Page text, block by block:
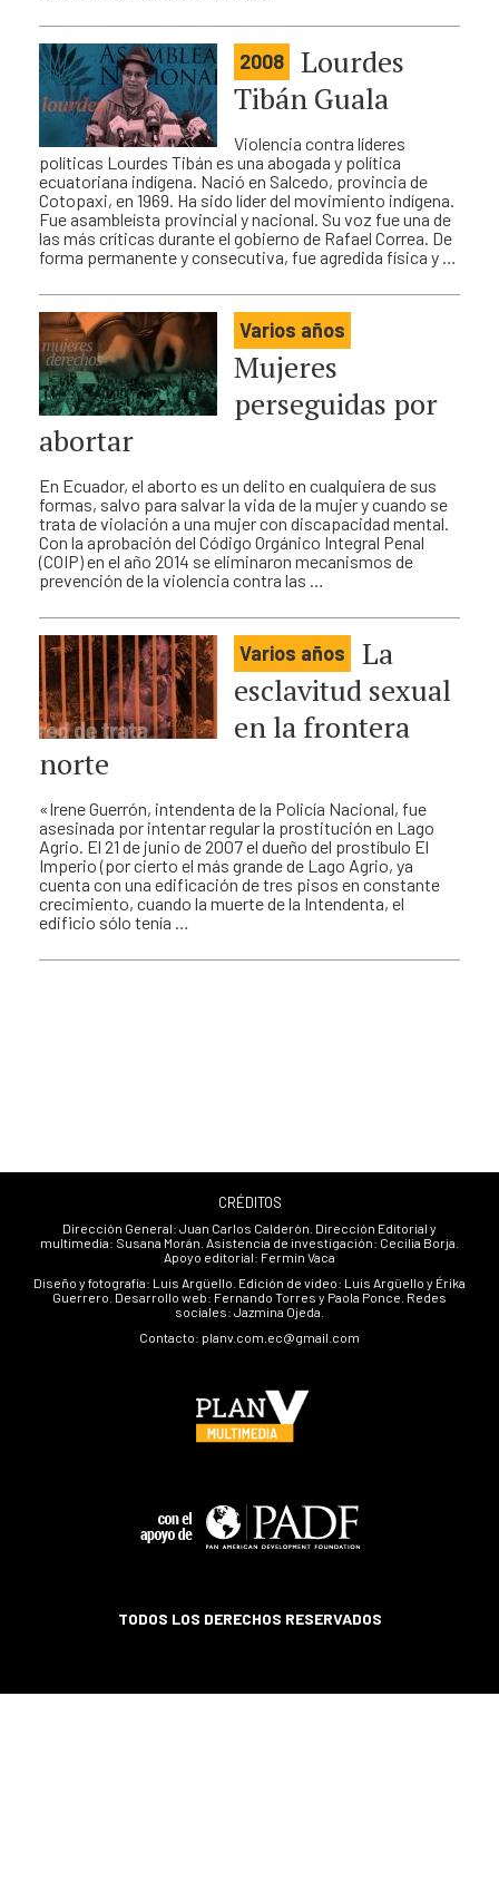
2008
Lourdes
Tibán Guala
Violencia contra líderes
políticas Lourdes Tibán es una abogada y política
ecuatoriana indígena. Nació en Salcedo, provincia de
Cotopaxi, en 1969. Ha sido líder del movimiento indígena.
Fue asambleísta provincial y nacional. Su voz fue una de
las más críticas durante el gobierno de Rafael Correa. De
forma permanente y consecutiva, fue agredida física y …
Varios años
Mujeres
perseguidas por
abortar
En Ecuador, el aborto es un delito en cualquiera de sus
formas, salvo para salvar la vida de la mujer y cuando se
trata de violación a una mujer con discapacidad mental.
Con la aprobación del Código Orgánico Integral Penal
(COIP) en el año 2014 se eliminaron mecanismos de
prevención de la violencia contra las …
Varios años
La
esclavitud sexual
en la frontera
norte
«Irene Guerrón, intendenta de la Policía Nacional, fue
asesinada por intentar regular la prostitución en Lago
Agrio. El 21 de junio de 2007 el dueño del prostíbulo El
Imperio (por cierto el más grande de Lago Agrio, ya
cuenta con una edificación de tres pisos en constante
crecimiento, cuando la muerte de la Intendenta, el
edificio sólo tenía …
CRÉDITOS
Dirección General: Juan Carlos Calderón. Dirección Editorial y
multimedia: Susana Morán. Asistencia de investigación: Cecilia Borja.
Apoyo editorial: Fermín Vaca
Diseño y fotografía: Luis Argüello. Edición de video: Luis Argüello y Érika
Guerrero. Desarrollo web: Fernando Torres y Paola Ponce. Redes
sociales: Jazmina Ojeda.
Contacto: planv.com.ec@gmail.com
TODOS LOS DERECHOS RESERVADOS